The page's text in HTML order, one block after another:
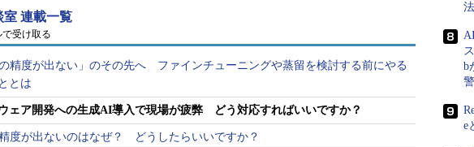
連載一覧
受け取る
の精度が出ない」のその先へ ファインチューニングや蒸留を検討する前にやる
とは
ェア開発への生成AI導入で現場が疲弊 どう対応すればいいですか？
度が出ないのはなぜ？ どうしたらいいですか？
b
e